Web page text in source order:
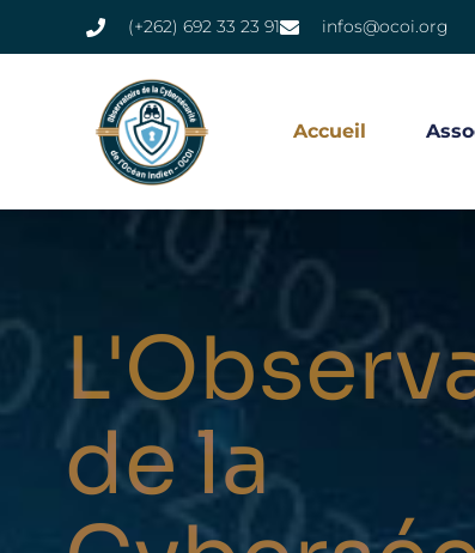
(+262) 692 33 23 91 infos@ocoi.org
Accueil
de la